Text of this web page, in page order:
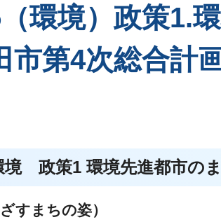
環境）政策1.
市第4次総合計
境 政策1 環境先進都市の
すまちの姿）